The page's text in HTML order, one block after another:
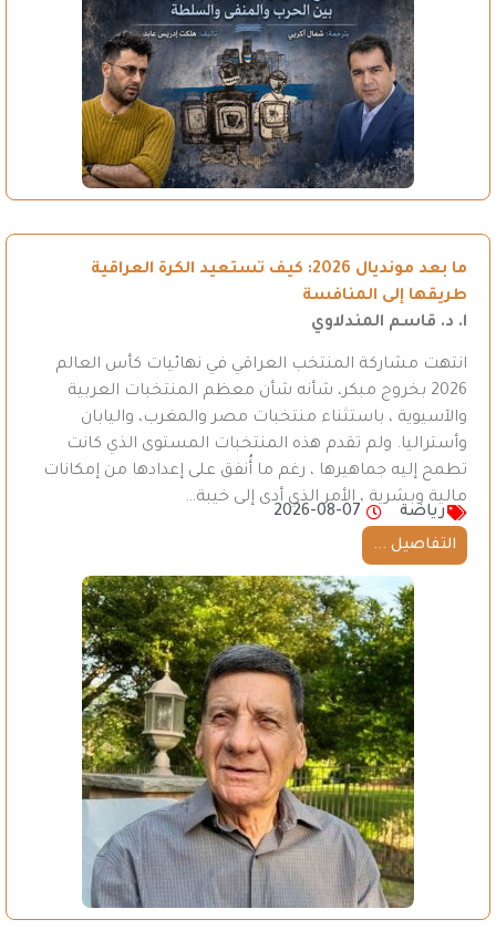
ما بعد مونديال 2026: كيف تستعيد الكرة العراقية
طريقها إلى المنافسة
ا. د. قاسم المندلاوي
انتهت مشاركة المنتخب العراقي في نهائيات كأس العالم
2026 بخروج مبكر، شأنه شأن معظم المنتخبات العربية
والآسيوية ، باستثناء منتخبات مصر والمغرب، واليابان
وأستراليا. ولم تقدم هذه المنتخبات المستوى الذي كانت
تطمح إليه جماهيرها ، رغم ما أُنفق على إعدادها من إمكانات
مالية وبشرية ، الأمر الذي أدى إلى خيبة…
رياضة
2026-08-07
التفاصيل ...